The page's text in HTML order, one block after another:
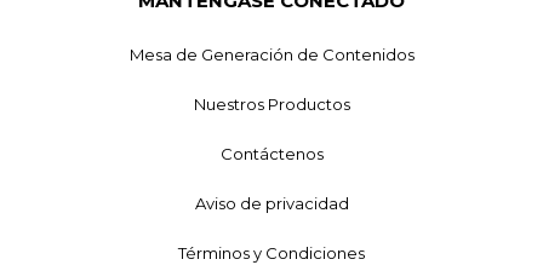
Mesa de Generación de Contenidos
Nuestros Productos
Contáctenos
Aviso de privacidad
Términos y Condiciones